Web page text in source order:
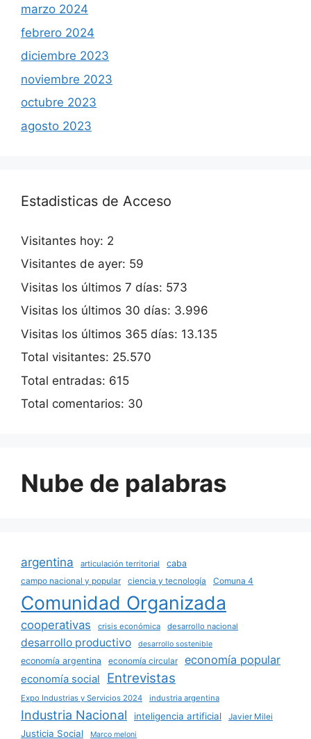
marzo 2024
febrero 2024
diciembre 2023
noviembre 2023
octubre 2023
agosto 2023
Estadisticas de Acceso
Visitantes hoy: 2
Visitantes de ayer: 59
Visitas los últimos 7 días: 573
Visitas los últimos 30 días: 3.996
Visitas los últimos 365 días: 13.135
Total visitantes: 25.570
Total entradas: 615
Total comentarios: 30
Nube de palabras
argentina articulación territorial
caba
campo nacional y popular
ciencia y tecnología Comuna 4
Comunidad Organizada
cooperativas crisis económica desarrollo nacional
desarrollo productivo desarrollo sostenible
economía argentina economía circular economía popular
economía social Entrevistas
Expo Industrias y Servicios 2024 industria argentina
Industria Nacional inteligencia artificial Javier Milei
Justicia Social Marco meloni